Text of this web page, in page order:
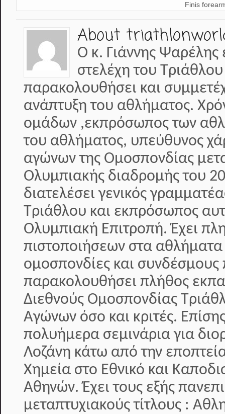
Finis
About
Ο κ. Γιάννης Ψαρέλης
στελέχη του
παρακολουθήσει και
ανάπτυξη του αθλήματος.
ομάδων ,εκπρόσωπος των
του αθλήματος, υπεύθυνος
αγώνων της Ομοσπονδίας
Ολυμπιακής διαδρομής του
διατελέσει γενικός
Τριάθλου και εκπρόσωπος
Ολυμπιακή Επιτροπή. Έχει
πιστοποιήσεων στα αθλήματα
ομοσπονδίες και συνδέσμους
παρακολουθήσει πλήθος
Διεθνούς Ομοσπονδίας
Αγώνων όσο και κριτές.
πολυήμερα σεμινάρια για
Λοζάνη κάτω από την
Χημεία στο Εθνικό και
Αθηνών. Έχει τους εξής
μεταπτυχιακούς τίτλους :